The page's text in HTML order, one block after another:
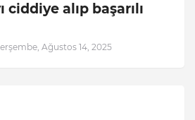
ciddiye alıp başarılı
Ağustos 14, 2025